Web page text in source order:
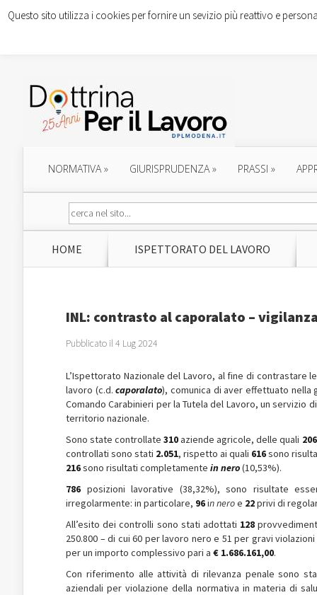
NORMATIVA» GIURISPRUDENZA» PRASSI »
HOME ISPETTORATO DEL LAVORO
INL: contrasto al caporalato –
Pubblicato il 4 Lug 2024
L’Ispettorato Nazionale del Lavoro, al fine di
lavoro (c.d.caporalato), comunica di aver effettuato nella
Comando Carabinieri per la Tutela del Lavoro, un
territorio nazionale.
Sono state controllate310aziende agricole, delle quali 206
controllati sono stati 2.051, rispetto ai quali 616sono
216sono risultati completamente in nero(10,53%).
786 posizioni lavorative (38,32%), sono risultate
irregolarmente: in particolare, 96in neroe 22privi di
All’esito dei controlli sono stati adottati 128
250.800 – di cui 60 per lavoro nero e 51 per gravi
per un importo complessivo pari a € 1.686.161,00.
Con riferimento alle attività di rilevanza penale sono
aziendali per violazione della normativa in materia di
Questo sito utilizza i cookies per fornire un sevizio più reattivo e